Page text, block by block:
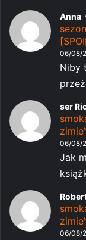
Anna
06/08/
Niby
ser
06/08/
Jak
06/08/